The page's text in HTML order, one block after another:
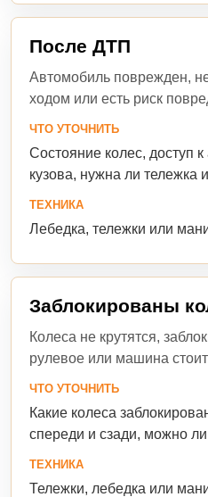
После ДТП
Автомобиль поврежден,
ходом или есть риск
ЧТО УТОЧНИТЬ
Состояние колес, доступ
кузова, нужна ли тележка
ТЕХНИКА
Лебедка, тележки или
Заблокированы
Колеса не крутятся,
рулевое или машина
ЧТО УТОЧНИТЬ
Какие колеса
спереди и сзади, можно ли
ТЕХНИКА
Тележки, лебедка или